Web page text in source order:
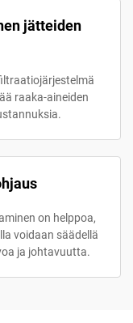
jätteiden
raaka-aineiden
on helppoa,
voidaan säädellä
ja johtavuutta.